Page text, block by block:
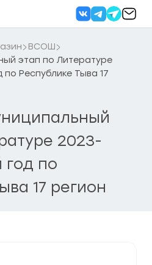
ВСОШ
этап по Литературе
Республике Тыва 17
2023-
год по
17 регион